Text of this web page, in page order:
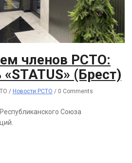
членов РСТО:
(Брест)
/ Новости РСТО / 0 Comments
Союза